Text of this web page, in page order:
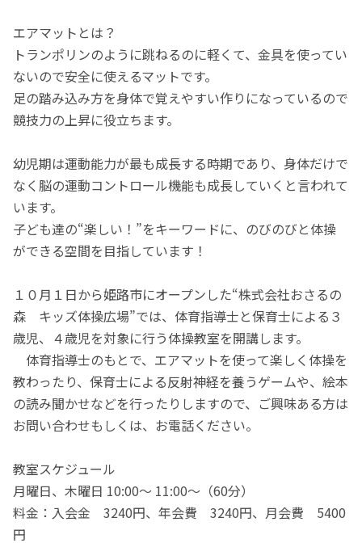
エアマットとは？
トランポリンのように跳ねるのに軽くて、金具を使ってい
ないので安全に使えるマットです。
足の踏み込み方を身体で覚えやすい作りになっているので
競技力の上昇に役立ちます。
幼児期は運動能力が最も成長する時期であり、身体だけで
なく脳の運動コントロール機能も成長していくと言われて
います。
子ども達の“楽しい！”をキーワードに、のびのびと体操
ができる空間を目指しています！
１０月１日から姫路市にオープンした“株式会社おさるの
森 キッズ体操広場”では、体育指導士と保育士による３
歳児、４歳児を対象に行う体操教室を開講します。
体育指導士のもとで、エアマットを使って楽しく体操を
教わったり、保育士による反射神経を養うゲームや、絵本
の読み聞かせなどを行ったりしますので、ご興味ある方は
お問い合わせもしくは、お電話ください。
教室スケジュール
月曜日、木曜日 10:00〜 11:00〜（60分）
料金：入会金 3240円、年会費 3240円、月会費 5400
円